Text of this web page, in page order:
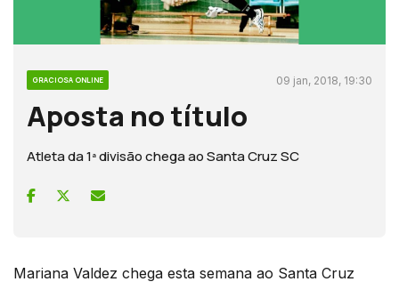
GRACIOSA ONLINE 09 jan, 2018, 19:30
Aposta no título
Atleta da 1ª divisão chega ao Santa Cruz SC
Mariana Valdez chega esta semana ao Santa Cruz